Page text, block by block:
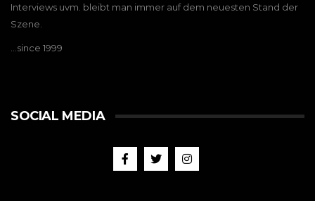
Interviews uvm. bleibt man immer auf dem neuesten Stand der
Szene.
…since 1999
SOCIAL MEDIA